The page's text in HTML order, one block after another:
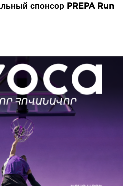
спонсор PREPA Run